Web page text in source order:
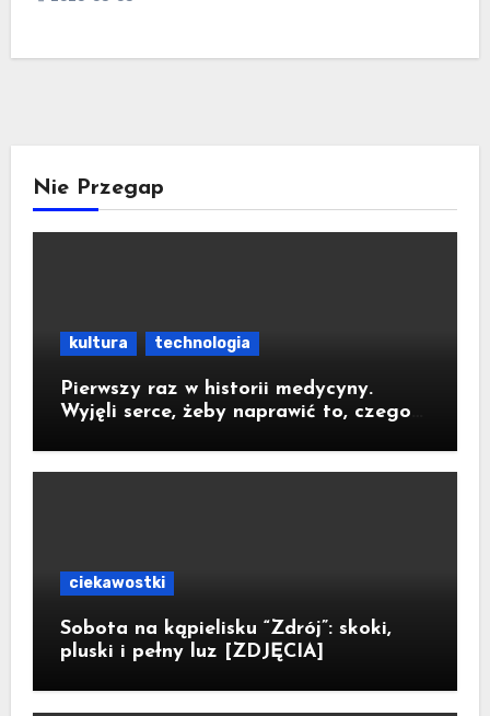
Nie Przegap
kultura technologia
Pierwszy raz w historii medycyny.
Wyjęli serce, żeby naprawić to, czego
piersiowej
ciekawostki
Sobota na kąpielisku “Zdrój”: skoki,
pluski i pełny luz [ZDJĘCIA]